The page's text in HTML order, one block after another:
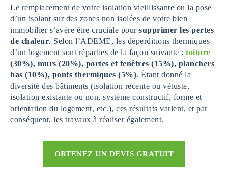
Le remplacement de votre isolation vieillissante ou la pose
d’un isolant sur des zones non isolées de votre bien
immobilier s’avère être cruciale pour supprimer les pertes
de chaleur. Selon l’ADEME, les déperditions thermiques
d’un logement sont réparties de la façon suivante : toiture
(30%), murs (20%), portes et fenêtres (15%), planchers
bas (10%), ponts thermiques (5%). Étant donné la
diversité des bâtiments (isolation récente ou vétuste,
isolation existante ou non, système constructif, forme et
orientation du logement, etc.), ces résultats varient, et par
conséquent, les travaux à réaliser également.
OBTENEZ UN DEVIS GRATUIT